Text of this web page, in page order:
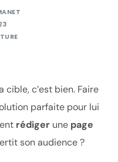
c’est bien. Faire
parfaite pour lui
rédiger une page
son audience ?